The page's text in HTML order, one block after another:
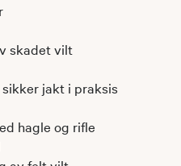
Jaktformer
av skadet vilt
sikker jakt i praksis
hagle og rifle